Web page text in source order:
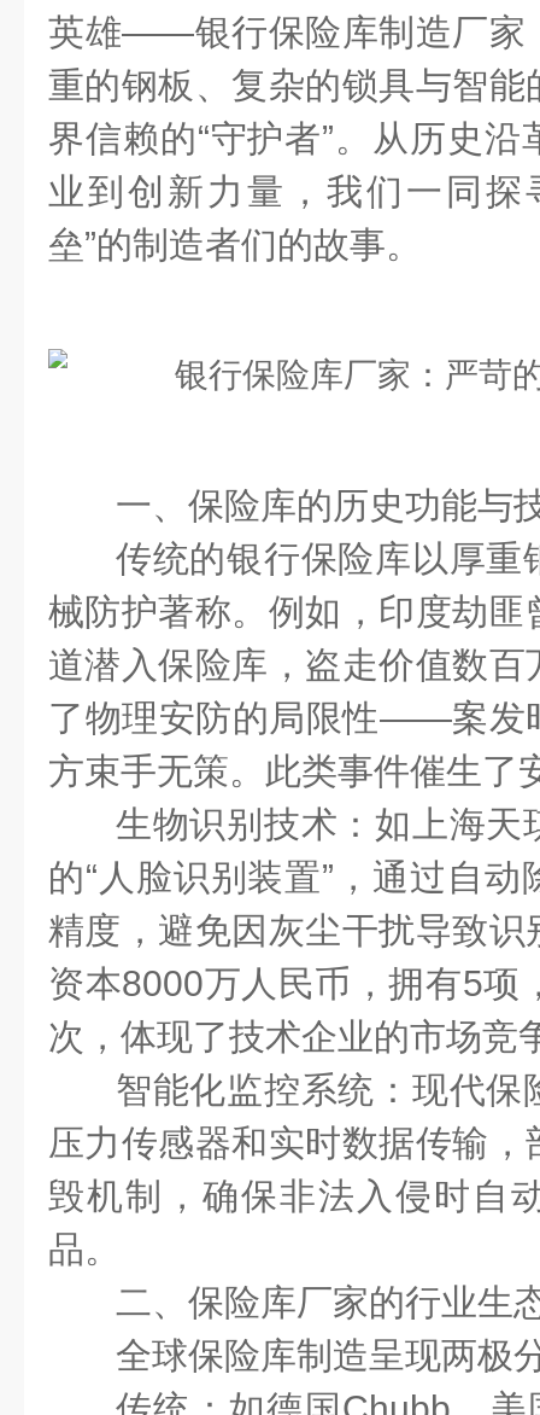
英雄——银行保险库制造厂家
重的钢板、复杂的锁具与智
界信赖的“守护者”。从历史
业到创新力量，我们一同探
垒”的制造者们的故事。
一、保险库的历史功能与
传统的银行保险库以厚重
械防护著称。例如，印度劫
道潜入保险库，盗走价值数
了物理安防的局限性——案发
方束手无策。此类事件催生了
生物识别技术：如上海天
的“人脸识别装置”，通过自
精度，避免因灰尘干扰导致
资本8000万人民币，拥有5项
次，体现了技术企业的市场竞
智能化监控系统：现代保
压力传感器和实时数据传输
毁机制，确保非法入侵时自
品。
二、保险库厂家的行业生
全球保险库制造呈现两极